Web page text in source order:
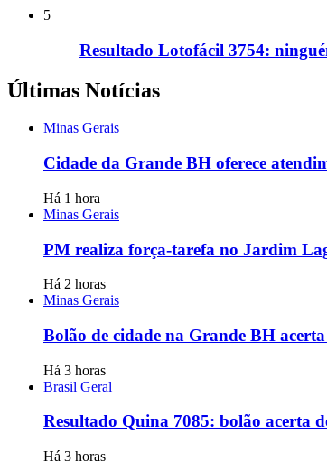
5
Resultado Lotofácil 3754:
Últimas Notícias
Minas Gerais
Cidade da Grande BH oferece
Há 1 hora
Minas Gerais
PM realiza força-tarefa no Jardim
Há 2 horas
Minas Gerais
Bolão de cidade na Grande BH
Há 3 horas
Brasil Geral
Resultado Quina 7085: bolão acerta
Há 3 horas